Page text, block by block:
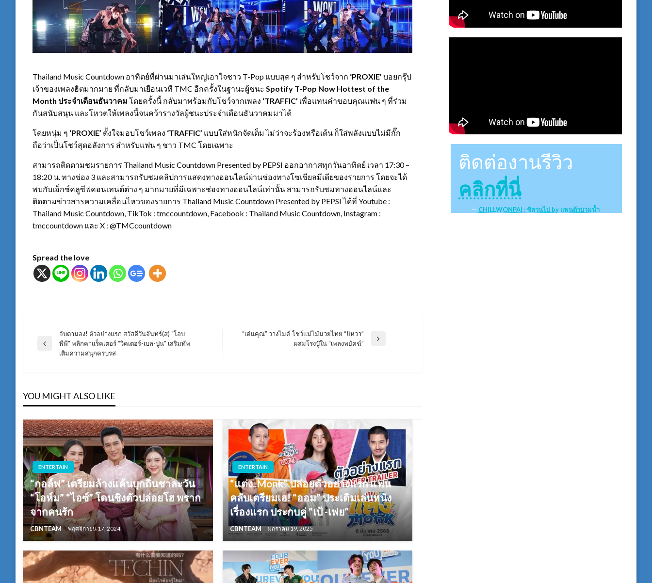
Thailand Music Countdown อาทิตย์ที่ผ่านมาเล่นใหญ่เอาใจชาว T-Pop แบบสุด ๆ สำหรับโชว์จาก ‘PROXIE’ บอยกรุ๊ป
เจ้าของเพลงฮิตมากมาย ที่กลับมาเยือนเวที TMC อีกครั้งในฐานะผู้ชนะ Spotify T-Pop Now Hottest of the
Month ประจำเดือนธันวาคม โดยครั้งนี้ กลับมาพร้อมกับโชว์จากเพลง ‘TRAFFIC’ เพื่อแทนคำขอบคุณแฟน ๆ ที่ร่วม
กันสนับสนุน และโหวตให้เพลงนี้จนคว้ารางวัลผู้ชนะประจำเดือนธันวาคมมาได้
โดยหนุ่ม ๆ ‘PROXIE’ ตั้งใจมอบโชว์เพลง ‘TRAFFIC’ แบบใส่หนักจัดเต็ม ไม่ว่าจะร้องหรือเต้น ก็ใส่พลังแบบไม่มีกั๊ก
ถือว่าเป็นโชว์สุดอลังการ สำหรับแฟน ๆ ชาว TMC โดยเฉพาะ
สามารถติดตามชมรายการ Thailand Music Countdown Presented by PEPSI ออกอากาศทุกวันอาทิตย์ เวลา 17:30 –
18:20 น. ทางช่อง 3 และสามารถรับชมคลิปการแสดงทางออนไลน์ผ่านช่องทางโซเชียลมีเดียของรายการ โดยจะได้
พบกับเอ็กซ์คลูซีฟคอนเทนต์ต่าง ๆ มากมายที่มีเฉพาะช่องทางออนไลน์เท่านั้น สามารถรับชมทางออนไลน์และ
ติดตามข่าวสารความเคลื่อนไหวของรายการ Thailand Music Countdown Presented by PEPSI ได้ที่ Youtube :
Thailand Music Countdown, TikTok : tmccountdown, Facebook : Thailand Music Countdown, Instagram :
tmccountdown และ X : @TMCcountdown
Spread the love
แนะแนว
Previous
จับตามอง! ตัวอย่างแรก สวัสดีวันจันทร์(ส) “โอบ-
พีพี” พลิกคาแร็คเตอร์ “วิคเตอร์-เบล-ปูน” เสริมทัพ
เติมความสนุกครบรส
“เด่นคุณ” วางไมค์ โชว์แม่ไม้มวยไทย “ยิหวา”
ผสมโรงบู๊ใน “เพลงพยัคฆ์”
YOU MIGHT ALSO LIKE
ENTERTAIN
“กอล์ฟ” เตรียมล้างแค้นบุกถิ่นชาละวัน
“โอห์ม” “ไอซ์” โดนชิงตัวปล่อยโฮ พราก
จากคนรัก
CBNTEAM พฤศจิกายน 17, 2024
ENTERTAIN
“แต่ง..Monk” ปล่อยตัวอย่างแรก แฟน
คลับเตรียมเฮ! “ออม” ประเดิมเล่นหนัง
เรื่องแรก ประกบคู่ “เป้ -เฟย”
CBNTEAM มกราคม 19, 2025
ติดต่องานรีวิว
คลิกที่นี่
CHILLWONPAI : ชิลวนไป by แพนด้าบวมน้ำ